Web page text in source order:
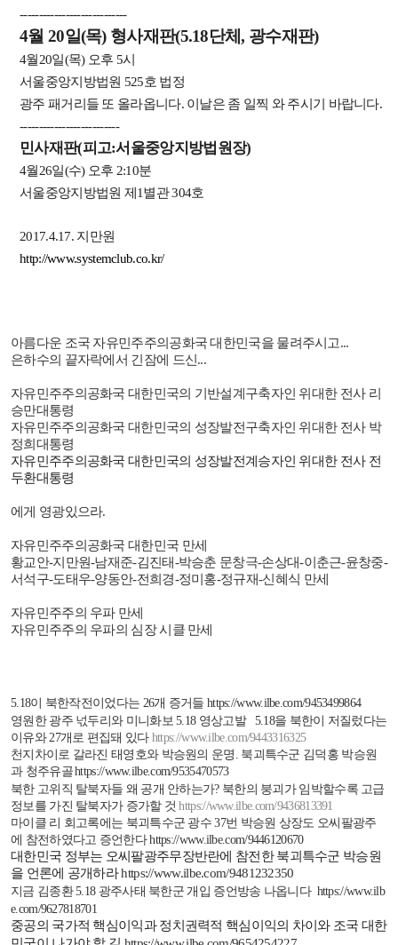
----------------------------
4월 20일(목) 형사재판(5.18단체, 광수재판)
4월20일(목) 오후 5시
서울중앙지방법원 525호 법정
광주 패거리들 또 올라옵니다. 이날은 좀 일찍 와 주시기 바랍니다.
--------------------------
민사재판(피고:서울중앙지방법원장)
4월26일(수) 오후 2:10분
서울중앙지방법원 제1별관 304호
2017.4.17. 지만원
http://www.systemclub.co.kr/
아름다운 조국 자유민주주의공화국 대한민국을 물려주시고...
은하수의 끝자락에서 긴잠에 드신 ...
자유민주주의공화국 대한민국의 기반설계구축자인 위대한 전사 리
승만대통령
자유민주주의공화국 대한민국의 성장발전구축자인 위대한 전사 박
정희대통령
자유민주주의공화국 대한민국의 성장발전계승자인 위대한 전사 전
두환대통령
에게 영광있으라.
자유민주주의공화국 대한민국 만세
황교안-지만원-남재준-김진태-박승춘 문창극-손상대-이춘근-윤창중-
서석구-도태우-양동안-전희경-정미홍-정규재-신혜식 만세
자유민주주의 우파 만세
자유민주주의 우파의 심장 시클 만세
5.18이 북한작전이었다는 26개 증거들 https://www.ilbe.com/9453499864
영원한 광주 넋두리와 미니화보5.18 영상고발5.18을 북한이 저질렀다는
이유와27개로 편집돼 있다 https://www.ilbe.com/9443316325
천지차이로 갈라진 태영호와 박승원의 운명 . 북괴특수군 김덕홍 박승원
과 청주유골https://www.ilbe.com/9535470573
북한 고위직 탈북자들 왜 공개 안하는가? 북한의 붕괴가 임박할수록 고급
정보를 가진 탈북자가 증가할 것https://www.ilbe.com/9436813391
마이클 리 회고록에는 북괴특수군 광수 37번 박승원 상장도 오씨팔광주
에 참전하였다고 증언한다 https://www.ilbe.com/9446120670
대한민국 정부는 오씨팔광주무장반란에 참전한 북괴특수군 박승원
을 언론에 공개하라 https://www.ilbe.com/9481232350
지금 김종환5.18 광주사태 북한군 개입 증언방송 나옵니다 https://www.ilb
e.com/9627818701
중공의 국가적 핵심이익과 정치권력적 핵심이익의 차이와 조국 대한